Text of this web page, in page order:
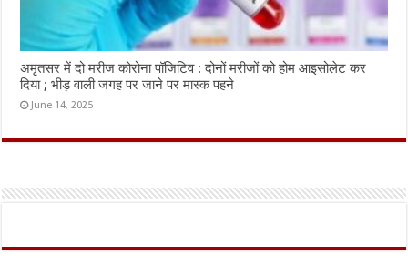
अमृतसर में दो मरीज कोरोना पॉजिटिव : दोनों मरीजों को होम आइसोलेट कर
दिया ; भीड़ वाली जगह पर जाने पर मास्क पहने
June 14, 2025